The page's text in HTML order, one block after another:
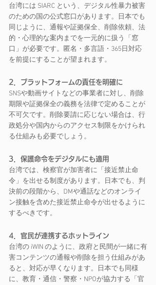
台湾には SIARC という、デジタル性暴力被害
のための国の公式窓口があります。日本でも
同じように、通報や証拠保全、削除依頼、法
的・心理的な案内までを一元的に扱う「窓
口」が必要です。匿名・多言語・365日対応
を前提にすることが望まれます。
2．プラットフォームの責任を明確に
SNSや動画サイトなどの事業者に対し、削除
期限や証拠保全の義務を法律で定めることが
不可欠です。削除要請に応じない場合は、行
政処分や国内からのアクセス制限をかけられ
る仕組みも必要でしょう。
3．保護命令をデジタルにも適用
台湾では、検察官が加害者に「接近禁止命
令」を出せる制度があります。日本でも、判
決前の段階から、DMや通話などのオンライ
ン接触を含めた接近禁止命令が出せるように
するべきです。
4．官民が連携するホットライン
台湾の iWIN のように、政府と民間が一緒に有
害コンテンツの通報や削除を担う仕組みがあ
ると、対応が早くなります。日本でも同様
に、教育・通信・警察・NPOが協力する「官